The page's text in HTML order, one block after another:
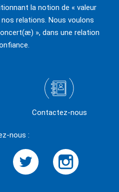
la notion de « valeur
relations. Nous voulons
», dans une relation
nous :
Contactez-nous